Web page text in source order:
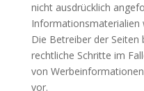
nicht ausdrücklich
Informationsmaterialien
Die Betreiber der Seiten
rechtliche Schritte im
von
vor.